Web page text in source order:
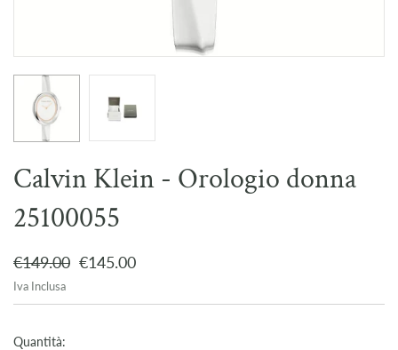
Calvin Klein - Orologio donna
25100055
€149.00 €145.00
Iva Inclusa
Quantità: